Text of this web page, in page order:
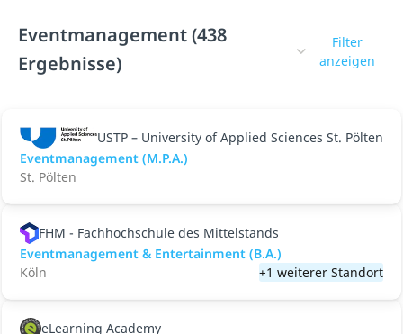
Eventmanagement (438
Ergebnisse)
Filter
anzeigen
USTP – University of Applied Sciences St. Pölten
Eventmanagement (M.P.A.)
St. Pölten
FHM - Fachhochschule des Mittelstands
Eventmanagement & Entertainment (B.A.)
Köln
+1 weiterer Standort
eLearning Academy